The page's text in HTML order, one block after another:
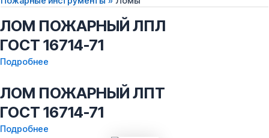
ЛОМ ПОЖАРНЫЙ ЛПЛ
ГОСТ 16714-71
Подробнее
ЛОМ ПОЖАРНЫЙ ЛПТ
ГОСТ 16714-71
Подробнее